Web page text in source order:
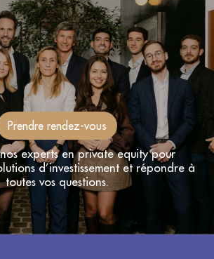
Prendre rendez-vous
experts en private equity pour
d’investissement et répondre à
toutes vos questions.